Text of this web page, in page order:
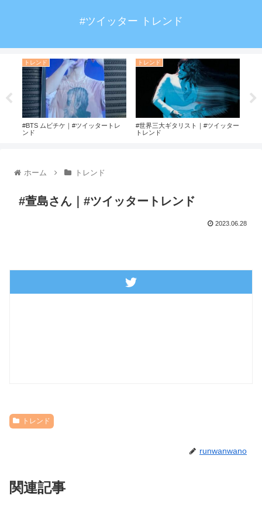
#ツイッター トレンド
トレンド
#BTS ムビチケ｜#ツイッタートレ
ンド
トレンド
#世界三大ギタリスト｜#ツイッター
トレンド
ホーム トレンド
#萱島さん｜#ツイッタートレンド
2023.06.28
トレンド
runwanwano
関連記事